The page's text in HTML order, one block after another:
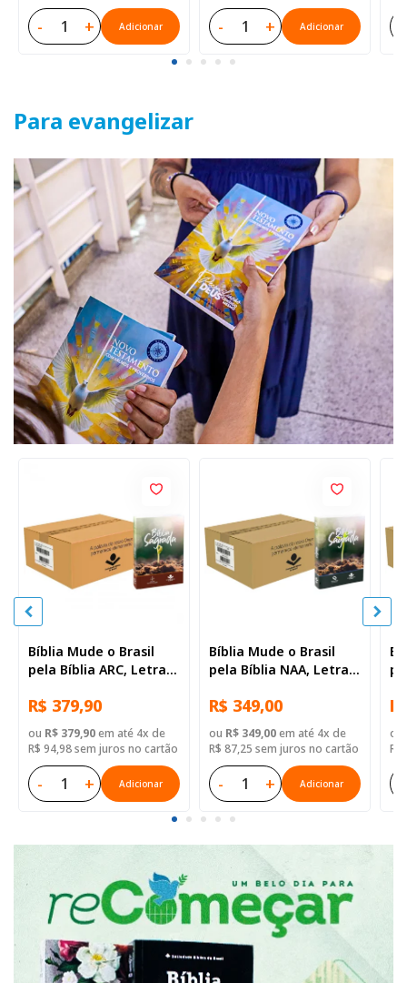
- + Adicionar - + Adicionar
Para evangelizar
Bíblia Mude o Brasil
pela Bíblia ARC, Letra
— 52 Biblias
R$ 379,90
ou R$ 379,90em até 4x de
R$ 94,98 sem juros no cartão
- + Adicionar
Bíblia Mude o Brasil
pela Bíblia NAA, Letra
— Mude Brasil
R$ 349,00
ou R$ 349,00em até 4x de
R$ 87,25 sem juros no cartão
- + Adicionar
—
ou
R$